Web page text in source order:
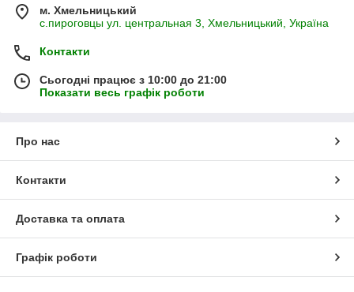
м. Хмельницький
с.пироговцы ул. центральная 3, Хмельницький, Україна
Контакти
Сьогодні працює з 10:00 до 21:00
Показати весь графік роботи
Про нас
Контакти
Доставка та оплата
Графік роботи